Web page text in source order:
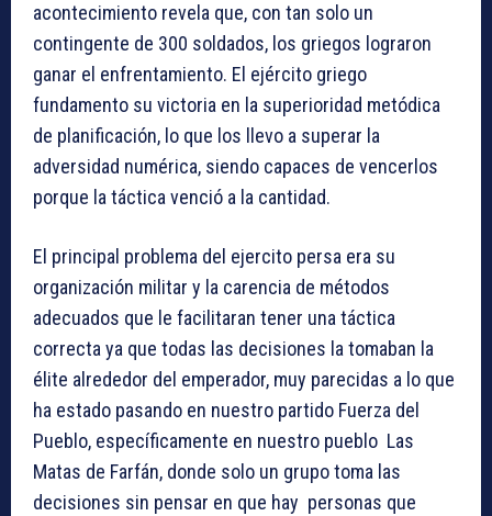
acontecimiento revela que, con tan solo un
contingente de 300 soldados, los griegos lograron
ganar el enfrentamiento. El ejército griego
fundamento su victoria en la superioridad metódica
de planificación, lo que los llevo a superar la
adversidad numérica, siendo capaces de vencerlos
porque la táctica venció a la cantidad.
El principal problema del ejercito persa era su
organización militar y la carencia de métodos
adecuados que le facilitaran tener una táctica
correcta ya que todas las decisiones la tomaban la
élite alrededor del emperador, muy parecidas a lo que
ha estado pasando en nuestro partido Fuerza del
Pueblo, específicamente en nuestro pueblo Las
Matas de Farfán, donde solo un grupo toma las
decisiones sin pensar en que hay personas que